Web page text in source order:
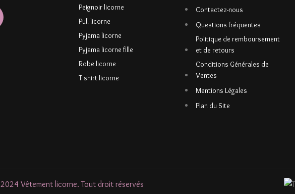
Peignoir licorne
Pull licorne
Pyjama licorne
Pyjama licorne fille
Robe licorne
T shirt licorne
Contactez-nous
Questions fréquentes
Politique de remboursement
et de retours
Conditions Générales de
Ventes
Mentions Légales
Plan du Site
2024 Vêtement licorne. Tout droit réservés